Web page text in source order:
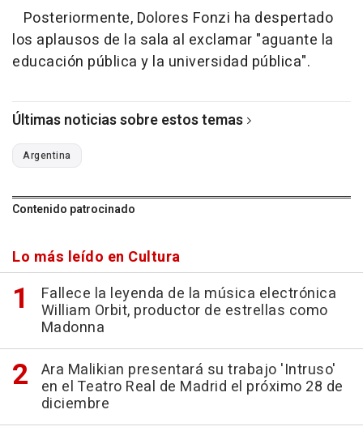
Posteriormente, Dolores Fonzi ha despertado
los aplausos de la sala al exclamar "aguante la
educación pública y la universidad pública".
Últimas noticias sobre estos temas
Argentina
Contenido patrocinado
Lo más leído en Cultura
Fallece la leyenda de la música electrónica
William Orbit, productor de estrellas como
Madonna
Ara Malikian presentará su trabajo 'Intruso'
en el Teatro Real de Madrid el próximo 28 de
diciembre